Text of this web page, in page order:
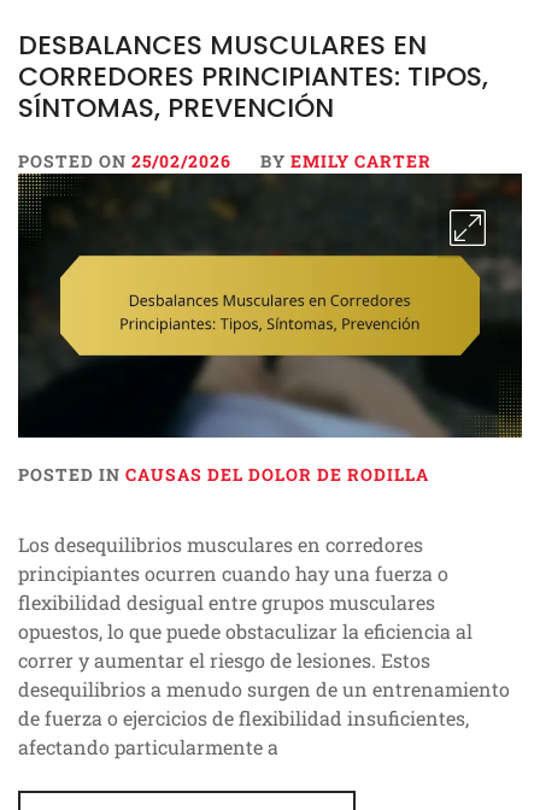
DESBALANCES MUSCULARES EN
CORREDORES PRINCIPIANTES: TIPOS,
SÍNTOMAS, PREVENCIÓN
POSTED ON 25/02/2026 BY EMILY CARTER
POSTED IN CAUSAS DEL DOLOR DE RODILLA
Los desequilibrios musculares en corredores
principiantes ocurren cuando hay una fuerza o
flexibilidad desigual entre grupos musculares
opuestos, lo que puede obstaculizar la eficiencia al
correr y aumentar el riesgo de lesiones. Estos
desequilibrios a menudo surgen de un entrenamiento
de fuerza o ejercicios de flexibilidad insuficientes,
afectando particularmente a